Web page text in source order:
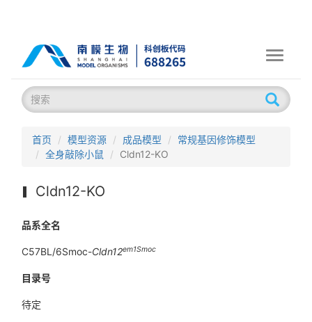
Toggle
首页 模型资源 成品模型
常规基因修饰模型
全身敲除小鼠
Cldn12-KO
Cldn12-KO
品系全名
C57BL/6Smoc-Cldn12em1Smoc
目录号
待定